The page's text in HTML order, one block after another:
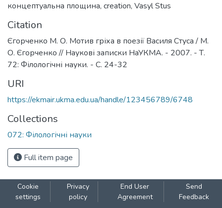
концептуальна площина, creation, Vasyl Stus
Citation
Єгорченко М. О. Мотив гріха в поезії Василя Стуса / М.
О. Єгорченко // Наукові записки НаУКМА. - 2007. - Т.
72: Філологічні науки. - С. 24-32
URI
https://ekmair.ukma.edu.ua/handle/123456789/6748
Collections
072: Філологічні науки
Full item page
Cookie
settings
Privacy
policy
End User
Agreement
Send
Feedback